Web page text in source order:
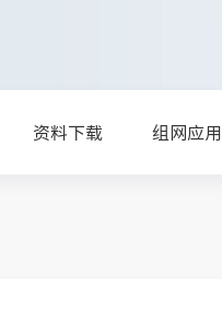
资料下载 组网应用